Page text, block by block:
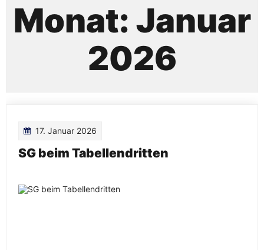
Monat: Januar
2026
17. Januar 2026
SG beim Tabellendritten